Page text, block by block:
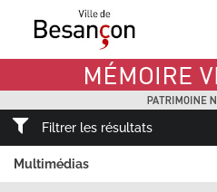
Mémoire Vive patrimoine numérisé
Filtrer les résultats
Multimédias